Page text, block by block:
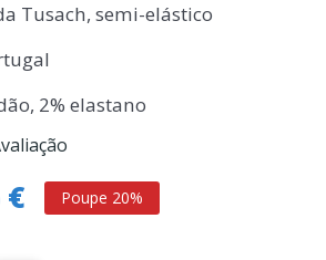
Tusach, semi-elástico
2% elastano
€ Poupe 20%